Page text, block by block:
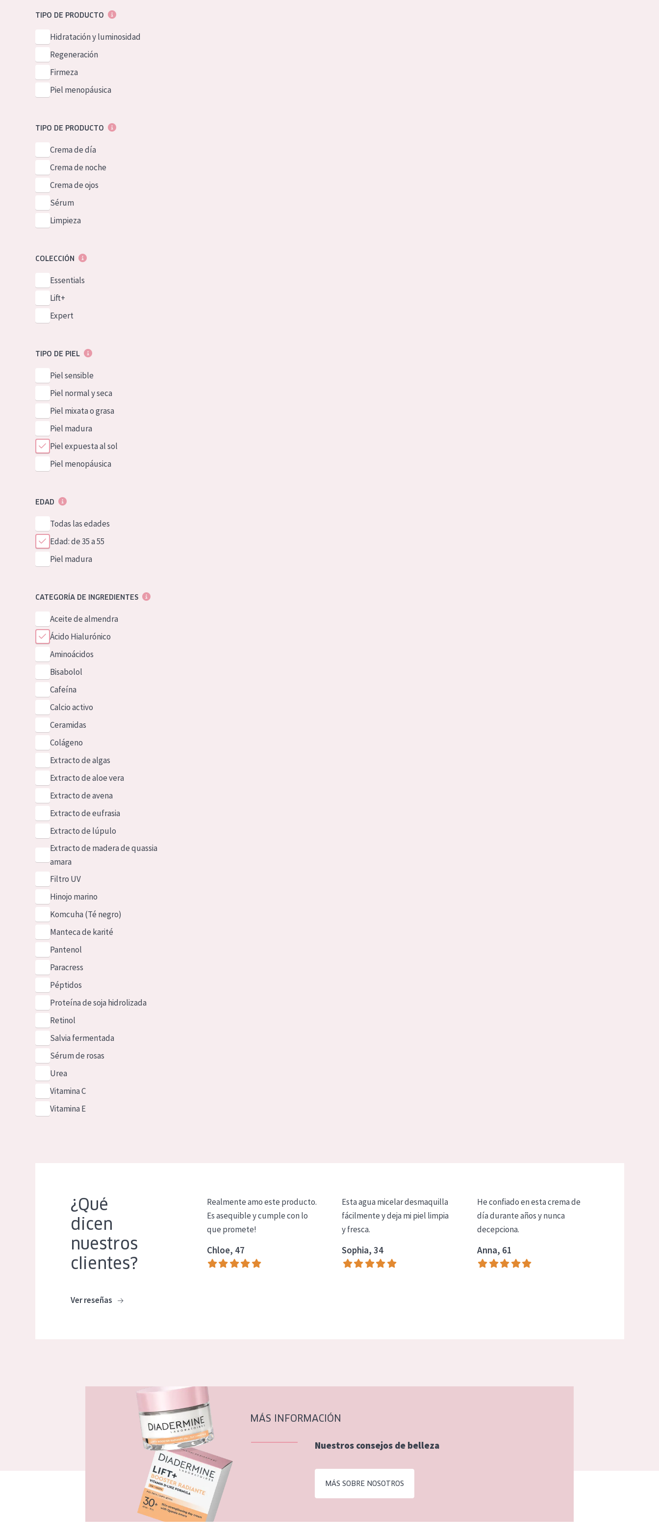
GermanTIPO DE PRODUCTO
Hidratación y luminosidad
Regeneración
Firmeza
Piel menopáusica
TIPO DE PRODUCTO
Crema de día
Crema de noche
Crema de ojos
Sérum
Limpieza
COLECCIÓN
Essentials
Lift+
Expert
TIPO DE PIEL
Piel sensible
Piel normal y seca
Piel mixata o grasa
Piel madura
Piel expuesta al sol
Piel menopáusica
EDAD
Todas las edades
Edad: de 35 a 55
Piel madura
CATEGORÍA DE INGREDIENTES
Aceite de almendra
Ácido Hialurónico
Aminoácidos
Bisabolol
Cafeína
Calcio activo
Ceramidas
Colágeno
Extracto de algas
Extracto de aloe vera
Extracto de avena
Extracto de eufrasia
Extracto de lúpulo
Extracto de madera de quassia
amara
Filtro UV
Hinojo marino
Komcuha (Té negro)
Manteca de karité
Pantenol
Paracress
Péptidos
Proteína de soja hidrolizada
Retinol
Salvia fermentada
Sérum de rosas
Urea
Vitamina C
Vitamina E
¿Qué
dicen
nuestros
clientes?
Ver reseñas
Realmente amo este producto.
Es asequible y cumple con lo
que promete!
Chloe, 47
Esta agua micelar desmaquilla
fácilmente y deja mi piel limpia
y fresca.
Sophia, 34
He confiado en esta crema de
día durante años y nunca
decepciona.
Anna, 61
MÁS INFORMACIÓN
Nuestros consejos de belleza
MÁS SOBRE NOSOTROS